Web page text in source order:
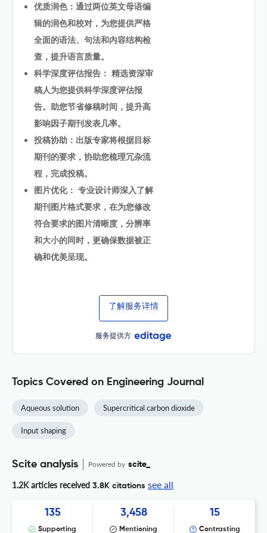
优质润色：通过两位英文母语编
辑的润色和校对，为您提供严格
全面的语法、句法和内容结构检
查，提升语言质量。
科学深度评估报告： 精选资深审
稿人为您提供科学深度评估报
告。助您节省修稿时间，提升高
影响因子期刊发表几率。
投稿协助：出版专家将根据目标
期刊的要求，协助您梳理冗杂流
程，完成投稿。
图片优化： 专业设计师深入了解
期刊图片格式要求，在为您修改
符合要求的图片清晰度，分辨率
和大小的同时，更确保数据被正
确和优美呈现。
了解服务详情
服务提供方
Topics Covered on Engineering Journal
Aqueous solution Supercritical carbon dioxide
Input shaping
Scite analysis Powered by scite_
1.2K articles received 3.8K citations see all
135
Supporting
3,458
Mentioning
15
Contrasting